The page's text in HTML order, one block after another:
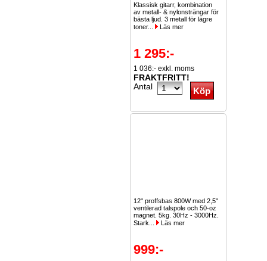
Klassisk gitarr, kombination
av metall- & nylonsträngar för
bästa ljud. 3 metall för lägre
toner...
Läs mer
1 295:-
1 036:- exkl. moms
FRAKTFRITT!
Antal
12" proffsbas 800W med 2,5"
ventilerad talspole och 50-oz
magnet. 5kg. 30Hz - 3000Hz.
Stark...
Läs mer
999:-